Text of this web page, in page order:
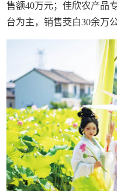
售额40万元；佳欣农产
台为主，销售茭白30余万